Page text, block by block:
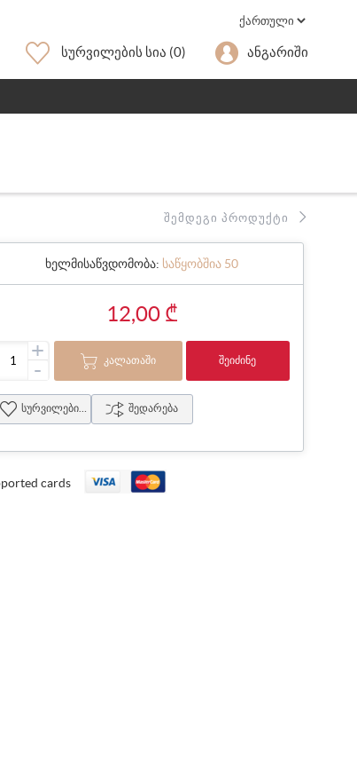
Სურვილების Სია (0) Ანგარიში
ᲨᲔᲛᲓᲔᲒᲘ ᲞᲠᲝᲓᲣᲥᲢᲘ
ხელმისაწვდომობა: საწყობშია 50
12,00 ₾
+
- ᲙᲐᲚᲐᲗᲐᲨᲘ ᲨᲔᲘᲫᲘᲜᲔ
სურვილების სია შედარება
cards